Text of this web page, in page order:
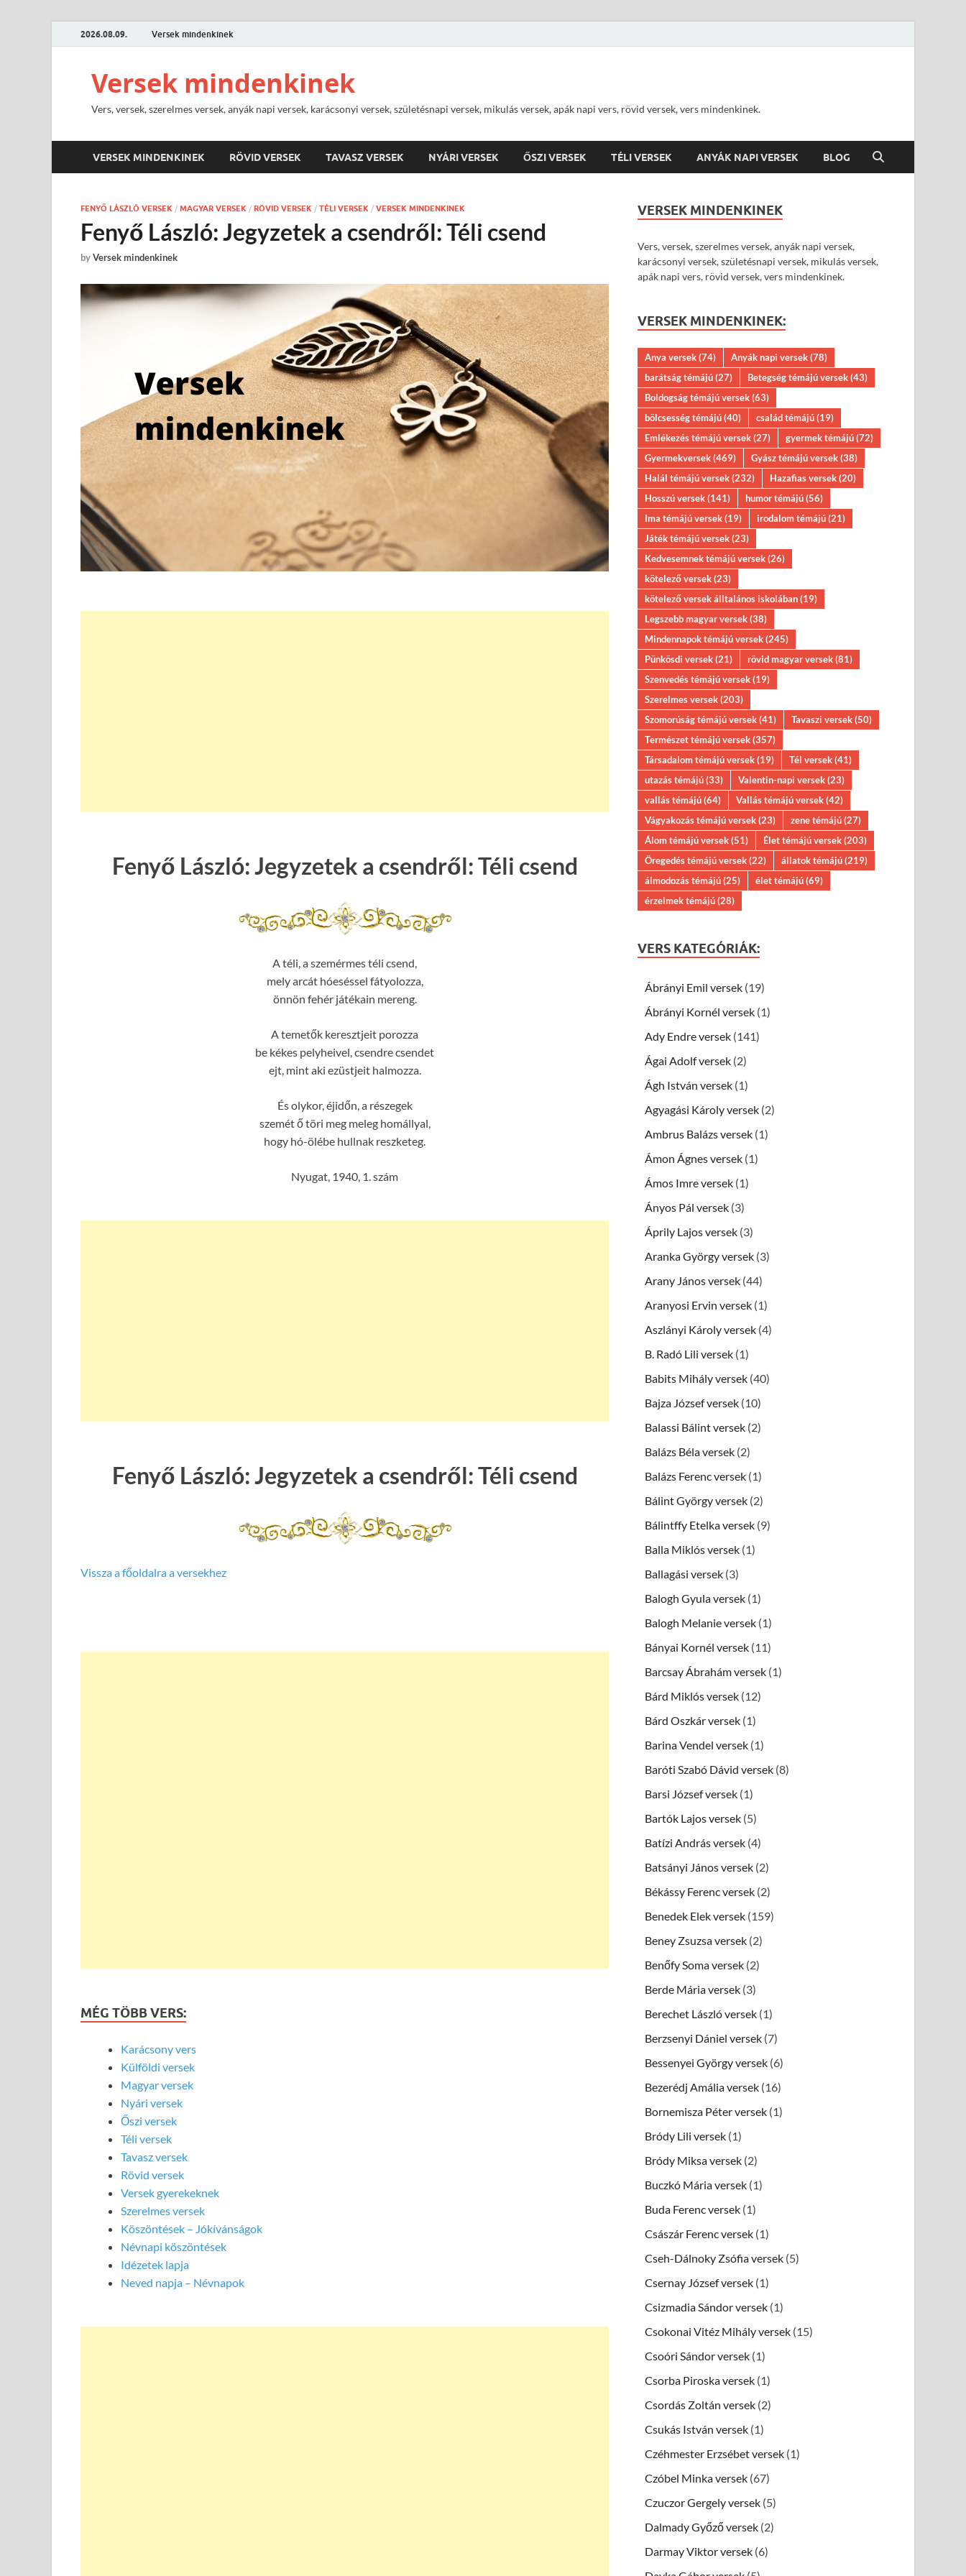
2026.08.09. Versek mindenkinek
Versek mindenkinek
Vers, versek, szerelmes versek, anyák napi versek, karácsonyi versek, születésnapi versek, mikulás versek, apák napi vers, rövid versek, vers mindenkinek.
VERSEK MINDENKINEK RÖVID VERSEK TAVASZ VERSEK NYÁRI VERSEK ŐSZI VERSEK TÉLI VERSEK ANYÁK NAPI VERSEK BLOG
FENYŐ LÁSZLÓ VERSEK / MAGYAR VERSEK / RÖVID VERSEK / TÉLI VERSEK / VERSEK MINDENKINEK
Fenyő László: Jegyzetek a csendről: Téli csend
byVersek mindenkinek
Fenyő László: Jegyzetek a csendről: Téli csend
A téli, a szemérmes téli csend,
mely arcát hóeséssel fátyolozza,
önnön fehér játékain mereng.
A temetők keresztjeit porozza
be kékes pelyheivel, csendre csendet
ejt, mint aki ezüstjeit halmozza.
És olykor, éjidőn, a részegek
szemét ő töri meg meleg homállyal,
hogy hó-ölébe hullnak reszketeg.
Nyugat, 1940, 1. szám
Fenyő László: Jegyzetek a csendről: Téli csend
Vissza a főoldalra a versekhez
MÉG TÖBB VERS:
Karácsony vers
Külföldi versek
Magyar versek
Nyári versek
Őszi versek
Téli versek
Tavasz versek
Rövid versek
Versek gyerekeknek
Szerelmes versek
Köszöntések – Jókívánságok
Névnapi köszöntések
Idézetek lapja
Neved napja – Névnapok
VERSEK MINDENKINEK
Vers, versek, szerelmes versek, anyák napi versek,
karácsonyi versek, születésnapi versek, mikulás versek,
apák napi vers, rövid versek, vers mindenkinek.
VERSEK MINDENKINEK:
Anya versek(74) Anyák napi versek(78)
barátság témájú(27) Betegség témájú versek(43)
Boldogság témájú versek(63)
bölcsesség témájú(40) család témájú(19)
Emlékezés témájú versek(27) gyermek témájú(72)
Gyermekversek(469) Gyász témájú versek(38)
Halál témájú versek(232) Hazafias versek(20)
Hosszú versek(141) humor témájú(56)
Ima témájú versek(19) irodalom témájú(21)
Játék témájú versek(23)
Kedvesemnek témájú versek(26)
kötelező versek(23)
kötelező versek álltalános iskolában(19)
Legszebb magyar versek(38)
Mindennapok témájú versek(245)
Pünkösdi versek(21) rövid magyar versek(81)
Szenvedés témájú versek(19)
Szerelmes versek(203)
Szomorúság témájú versek(41) Tavaszi versek(50)
Természet témájú versek(357)
Társadalom témájú versek(19) Tél versek(41)
utazás témájú(33) Valentin-napi versek(23)
vallás témájú(64) Vallás témájú versek(42)
Vágyakozás témájú versek(23) zene témájú(27)
Álom témájú versek(51) Élet témájú versek(203)
Öregedés témájú versek(22) állatok témájú(219)
álmodozás témájú(25) élet témájú(69)
érzelmek témájú(28)
VERS KATEGÓRIÁK:
Ábrányi Emil versek (19)
Ábrányi Kornél versek (1)
Ady Endre versek (141)
Ágai Adolf versek (2)
Ágh István versek (1)
Agyagási Károly versek (2)
Ambrus Balázs versek (1)
Ámon Ágnes versek (1)
Ámos Imre versek (1)
Ányos Pál versek (3)
Áprily Lajos versek (3)
Aranka György versek (3)
Arany János versek (44)
Aranyosi Ervin versek (1)
Aszlányi Károly versek (4)
B. Radó Lili versek (1)
Babits Mihály versek (40)
Bajza József versek (10)
Balassi Bálint versek (2)
Balázs Béla versek (2)
Balázs Ferenc versek (1)
Bálint György versek (2)
Bálintffy Etelka versek (9)
Balla Miklós versek (1)
Ballagási versek (3)
Balogh Gyula versek (1)
Balogh Melanie versek (1)
Bányai Kornél versek (11)
Barcsay Ábrahám versek (1)
Bárd Miklós versek (12)
Bárd Oszkár versek (1)
Barina Vendel versek (1)
Baróti Szabó Dávid versek (8)
Barsi József versek (1)
Bartók Lajos versek (5)
Batízi András versek (4)
Batsányi János versek (2)
Békássy Ferenc versek (2)
Benedek Elek versek (159)
Beney Zsuzsa versek (2)
Benőfy Soma versek (2)
Berde Mária versek (3)
Berechet László versek (1)
Berzsenyi Dániel versek (7)
Bessenyei György versek (6)
Bezerédj Amália versek (16)
Bornemisza Péter versek (1)
Bródy Lili versek (1)
Bródy Miksa versek (2)
Buczkó Mária versek (1)
Buda Ferenc versek (1)
Császár Ferenc versek (1)
Cseh-Dálnoky Zsófia versek (5)
Csernay József versek (1)
Csizmadia Sándor versek (1)
Csokonai Vitéz Mihály versek (15)
Csoóri Sándor versek (1)
Csorba Piroska versek (1)
Csordás Zoltán versek (2)
Csukás István versek (1)
Czéhmester Erzsébet versek (1)
Czóbel Minka versek (67)
Czuczor Gergely versek (5)
Dalmady Győző versek (2)
Darmay Viktor versek (6)